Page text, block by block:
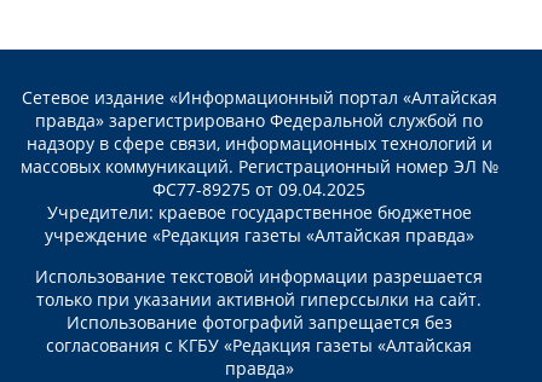
Сетевое издание «Информационный портал «Алтайская
правда» зарегистрировано Федеральной службой по
надзору в сфере связи, информационных технологий и
массовых коммуникаций. Регистрационный номер ЭЛ №
ФС77-89275 от 09.04.2025
Учредители: краевое государственное бюджетное
учреждение «Редакция газеты «Алтайская правда»
Использование текстовой информации разрешается
только при указании активной гиперссылки на сайт.
Использование фотографий запрещается без
согласования с КГБУ «Редакция газеты «Алтайская
правда»